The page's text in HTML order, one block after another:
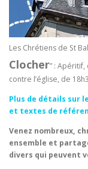
Les Chrétiens de St
Clocher” :
contre l’église, de
Plus de détails sur
et textes de
Venez nombreux,
ensemble et
divers qui peuvent